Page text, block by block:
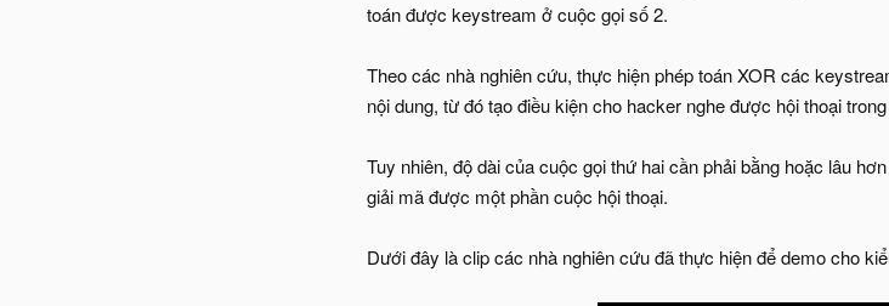
toán được keystream ở cuộc gọi số 2.
Theo các nhà nghiên cứu, thực hiện phép toán XOR các
nội dung, từ đó tạo điều kiện cho hacker nghe được hội thoại
Tuy nhiên, độ dài của cuộc gọi thứ hai cần phải bằng hoặc lâu
giải mã được một phần cuộc hội thoại.
Dưới đây là clip các nhà nghiên cứu đã thực hiện để demo cho